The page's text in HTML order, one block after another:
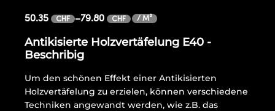
50.35 CHF –79.80 CHF / M²
Antikisierte Holzvertäfelung E40 -
Beschribig
Um den schönen Effekt einer Antikisierten
Holzvertäfelung zu erzielen, können verschiedene
Techniken angewandt werden, wie z.B. das